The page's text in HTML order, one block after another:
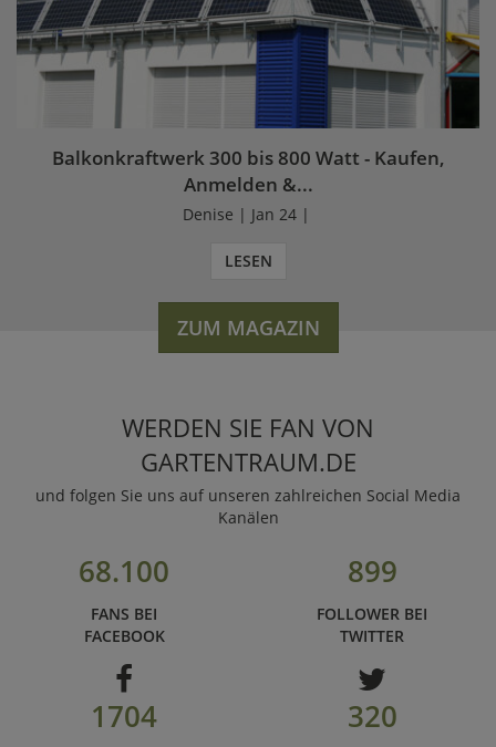
Balkonkraftwerk 300 bis 800 Watt - Kaufen,
Anmelden &...
Denise | Jan 24 |
LESEN
ZUM MAGAZIN
WERDEN SIE FAN VON
GARTENTRAUM.DE
und folgen Sie uns auf unseren zahlreichen Social Media
Kanälen
68.100
FANS BEI
FACEBOOK
899
FOLLOWER BEI
TWITTER
1704 320